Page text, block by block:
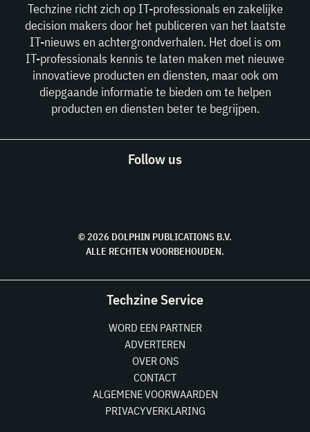
Techzine richt zich op IT-professionals en zakelijke
decision makers door het publiceren van het laatste
IT-nieuws en achtergrondverhalen. Het doel is om
IT-professionals kennis te laten maken met nieuwe
innovatieve producten en diensten, maar ook om
diepgaande informatie te bieden om te helpen
producten en diensten beter te begrijpen.
Follow us
© 2026 DOLPHIN PUBLICATIONS B.V.
ALLE RECHTEN VOORBEHOUDEN.
Techzine Service
WORD EEN PARTNER
ADVERTEREN
OVER ONS
CONTACT
ALGEMENE VOORWAARDEN
PRIVACYVERKLARING